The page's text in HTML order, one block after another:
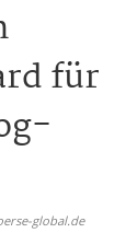
für
global.de